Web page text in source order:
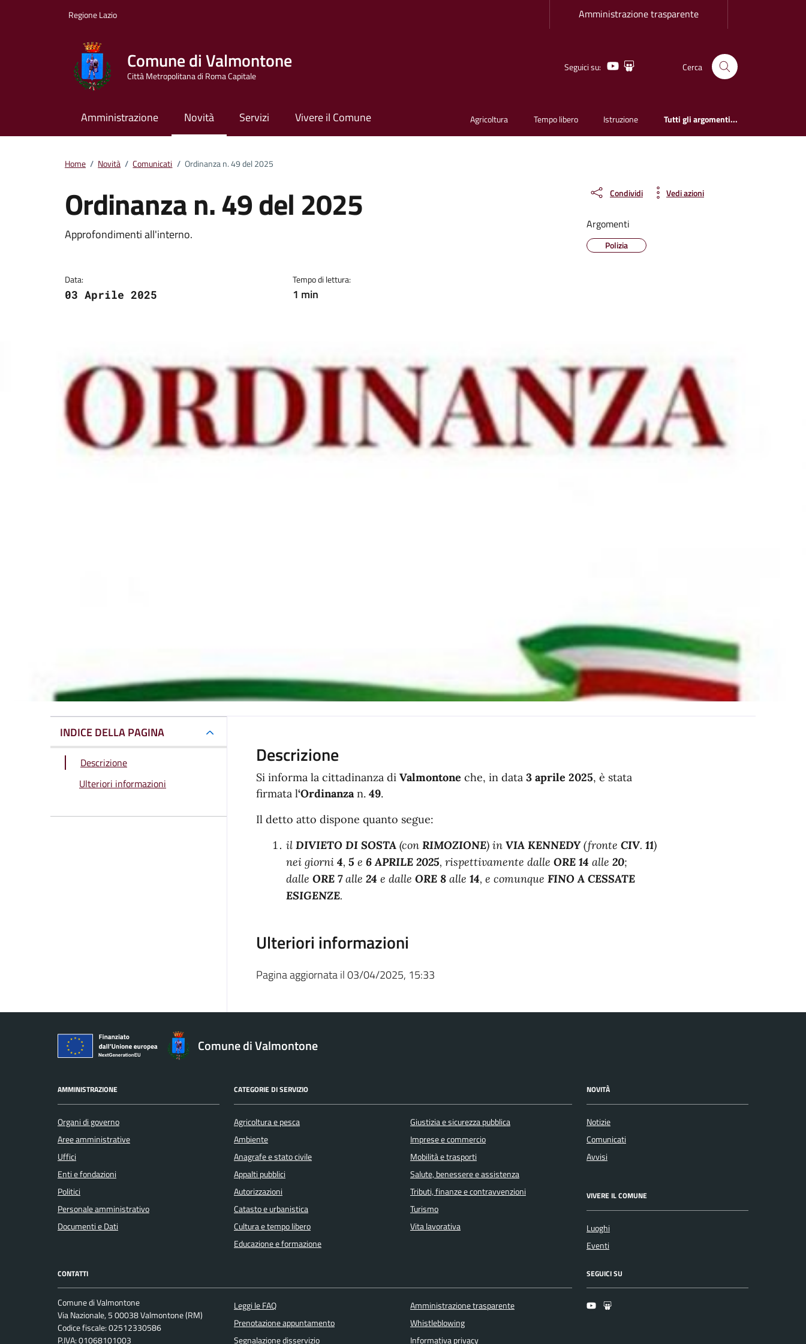
Regione Lazio Amministrazione trasparente
Comune di Valmontone
Città Metropolitana di Roma Capitale
Seguici su: YoutubeSlideshare Cerca
Amministrazione Novità Servizi Vivere il Comune Agricoltura Tempo libero Istruzione Tutti gli argomenti...
Home / Novità / Comunicati / Ordinanza n. 49 del 2025
Ordinanza n. 49 del 2025
Dettagli della notizia
Approfondimenti all'interno.
Data:
03 Aprile 2025
Tempo di lettura:
1 min
Condividi Vedi azioni
Argomenti
Polizia
INDICE DELLA PAGINA
Descrizione
Ulteriori informazioni
Descrizione
Si informa la cittadinanza di Valmontone che, in data 3 aprile 2025, è stata
firmata l‘Ordinanzan. 49.
Il detto atto dispone quanto segue:
il DIVIETO DI SOSTA (con RIMOZIONE) in VIA KENNEDY(fronte CIV. 11)
nei giorni 4, 5 e 6 APRILE 2025, rispettivamente dalle ORE 14 alle 20;
dalle ORE 7alle 24 e dalle ORE 8 alle 14, e comunque FINO A CESSATE
ESIGENZE.
Ulteriori informazioni
Pagina aggiornata il 03/04/2025, 15:33
Comune di Valmontone
AMMINISTRAZIONE
Organi di governo
Aree amministrative
Uffici
Enti e fondazioni
Politici
Personale amministrativo
Documenti e Dati
CATEGORIE DI SERVIZIO
Agricoltura e pesca
Ambiente
Anagrafe e stato civile
Appalti pubblici
Autorizzazioni
Catasto e urbanistica
Cultura e tempo libero
Educazione e formazione
Giustizia e sicurezza pubblica
Imprese e commercio
Mobilità e trasporti
Salute, benessere e assistenza
Tributi, finanze e contravvenzioni
Turismo
Vita lavorativa
NOVITÀ
Notizie
Comunicati
Avvisi
VIVERE IL COMUNE
Luoghi
Eventi
CONTATTI
Comune di Valmontone
Via Nazionale, 5 00038 Valmontone (RM)
Codice fiscale: 02512330586
P.IVA: 01068101003
Leggi le FAQ
Prenotazione appuntamento
Segnalazione disservizio
Amministrazione trasparente
Whistleblowing
Informativa privacy
SEGUICI SU
YoutubeSlideshare